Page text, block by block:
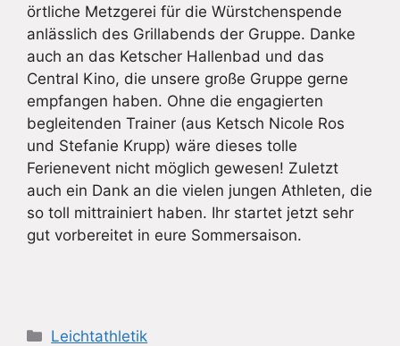
örtliche Metzgerei für die Würstchenspende
anlässlich des Grillabends der Gruppe. Danke
auch an das Ketscher Hallenbad und das
Central Kino, die unsere große Gruppe gerne
empfangen haben. Ohne die engagierten
begleitenden Trainer (aus Ketsch Nicole Ros
und Stefanie Krupp) wäre dieses tolle
Ferienevent nicht möglich gewesen! Zuletzt
auch ein Dank an die vielen jungen Athleten, die
so toll mittrainiert haben. Ihr startet jetzt sehr
gut vorbereitet in eure Sommersaison.
Kategorien
Leichtathletik